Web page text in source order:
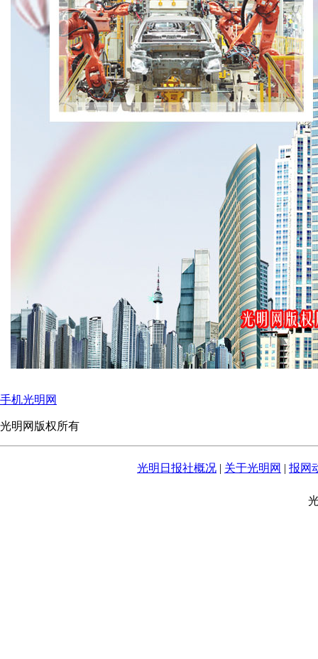
手机光明网
光明网版权所有
光明日报社概况 | 关于光明网 | 报网